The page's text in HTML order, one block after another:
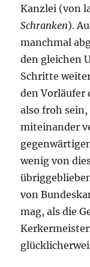
Kanzlei (von
Schranken).
manchmal
den gleichen
Schritte
den Vorläufer
also froh
miteinander
wenig von
von
mag, als die